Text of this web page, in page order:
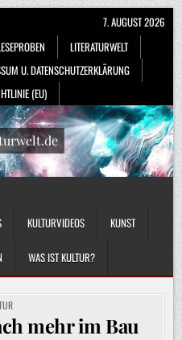
LITERATURWELT
U. DATENSCHUTZERKLÄRUNG
(EU)
7. AUGUST 2026
KULTURVIDEOS KUNST
WAS IST KULTUR?
mehr im Bau